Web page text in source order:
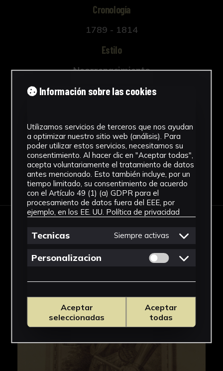
Cronología
1789 - 1814
Estilo
Neorrenacimiento
Técnica
Ver más
Descargar Ficha
IMÁGENES
Información sobre las cookies
Utilizamos servicios de terceros que nos ayudan
a optimizar nuestro sitio web (análisis). Para
poder utilizar estos servicios, necesitamos su
consentimiento. Al hacer clic en "Aceptar todas",
acepta voluntariamente el tratamiento de datos
antes mencionado. Esto también incluye, por un
tiempo limitado, su consentimiento de acuerdo
con el Artículo 49 (1) (a) GDPR para el
procesamiento de datos fuera del EEE, por
ejemplo, en los EE. UU. Política de privacidad
Tecnicas Siempre activas
Personalizacion Permitir cookies
Aceptar
seleccionadas
Aceptar
todas